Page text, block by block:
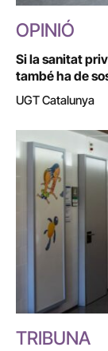
OPINIÓ
Si la sanitat
també ha de
UGT Catalunya
TRIBUNA